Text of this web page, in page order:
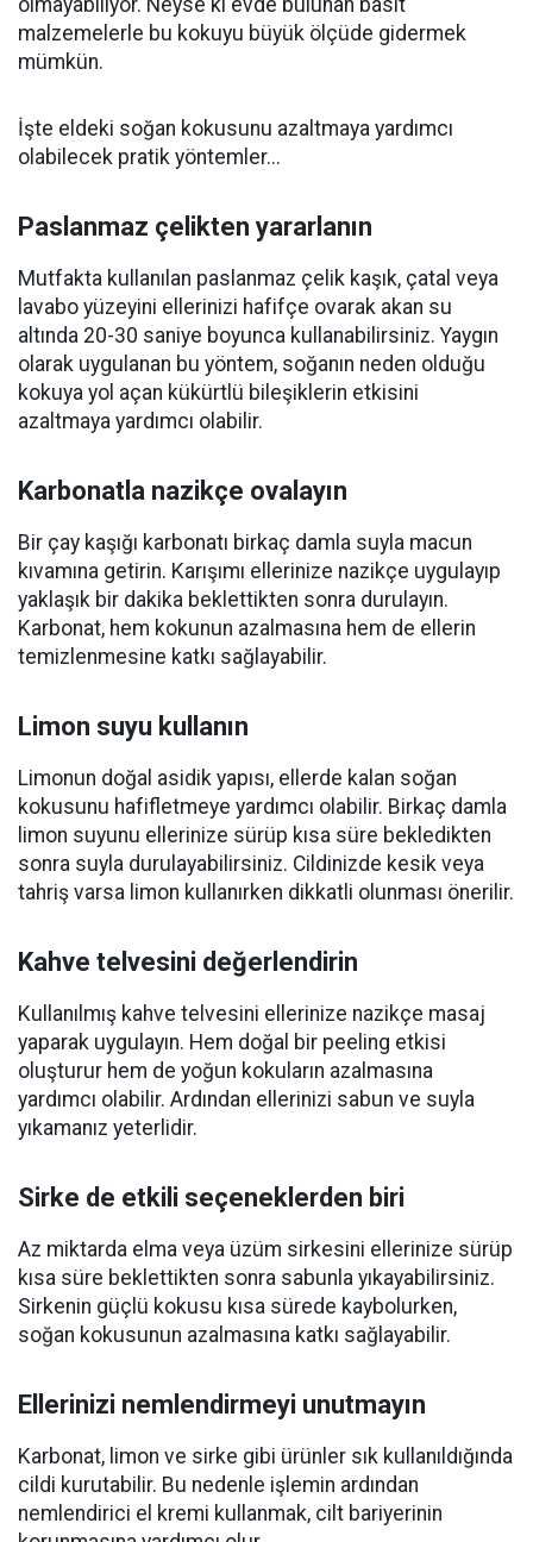
olmayabiliyor. Neyse ki evde bulunan basit
malzemelerle bu kokuyu büyük ölçüde gidermek
mümkün.
İşte eldeki soğan kokusunu azaltmaya yardımcı
olabilecek pratik yöntemler...
Paslanmaz çelikten yararlanın
Mutfakta kullanılan paslanmaz çelik kaşık, çatal veya
lavabo yüzeyini ellerinizi hafifçe ovarak akan su
altında 20-30 saniye boyunca kullanabilirsiniz. Yaygın
olarak uygulanan bu yöntem, soğanın neden olduğu
kokuya yol açan kükürtlü bileşiklerin etkisini
azaltmaya yardımcı olabilir.
Karbonatla nazikçe ovalayın
Bir çay kaşığı karbonatı birkaç damla suyla macun
kıvamına getirin. Karışımı ellerinize nazikçe uygulayıp
yaklaşık bir dakika beklettikten sonra durulayın.
Karbonat, hem kokunun azalmasına hem de ellerin
temizlenmesine katkı sağlayabilir.
Limon suyu kullanın
Limonun doğal asidik yapısı, ellerde kalan soğan
kokusunu hafifletmeye yardımcı olabilir. Birkaç damla
limon suyunu ellerinize sürüp kısa süre bekledikten
sonra suyla durulayabilirsiniz. Cildinizde kesik veya
tahriş varsa limon kullanırken dikkatli olunması önerilir.
Kahve telvesini değerlendirin
Kullanılmış kahve telvesini ellerinize nazikçe masaj
yaparak uygulayın. Hem doğal bir peeling etkisi
oluşturur hem de yoğun kokuların azalmasına
yardımcı olabilir. Ardından ellerinizi sabun ve suyla
yıkamanız yeterlidir.
Sirke de etkili seçeneklerden biri
Az miktarda elma veya üzüm sirkesini ellerinize sürüp
kısa süre beklettikten sonra sabunla yıkayabilirsiniz.
Sirkenin güçlü kokusu kısa sürede kaybolurken,
soğan kokusunun azalmasına katkı sağlayabilir.
Ellerinizi nemlendirmeyi unutmayın
Karbonat, limon ve sirke gibi ürünler sık kullanıldığında
cildi kurutabilir. Bu nedenle işlemin ardından
nemlendirici el kremi kullanmak, cilt bariyerinin